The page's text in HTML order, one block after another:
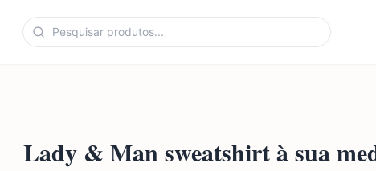
Lady & Man sweatshirt à sua